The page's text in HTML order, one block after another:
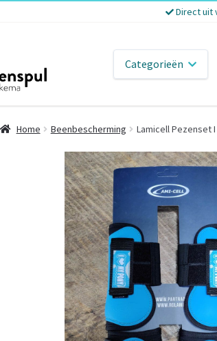
Direct uit
Categorieën
Home Beenbescherming Lamicell Pezenset